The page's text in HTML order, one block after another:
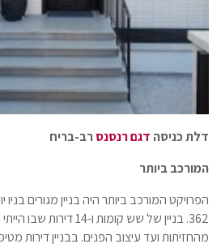
דלת כניסה דגם רנסנסרב-בריח
המורכב ביותר
362. בניין של שש קומות ו-
מהחזיתות ועד עיצוב הפנים. בבניין דירות